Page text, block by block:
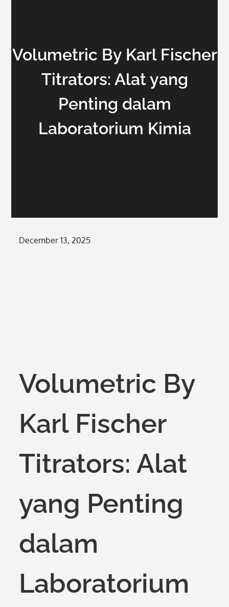
Volumetric By Karl Fischer
Titrators: Alat yang
Penting dalam
Laboratorium Kimia
Posted
December 13, 2025
Volumetric By
Karl Fischer
Titrators: Alat
yang Penting
dalam
Laboratorium